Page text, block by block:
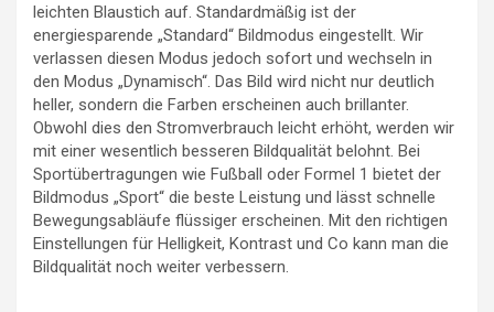
leichten Blaustich auf. Standardmäßig ist der
energiesparende „Standard“ Bildmodus eingestellt. Wir
verlassen diesen Modus jedoch sofort und wechseln in
den Modus „Dynamisch“. Das Bild wird nicht nur deutlich
heller, sondern die Farben erscheinen auch brillanter.
Obwohl dies den Stromverbrauch leicht erhöht, werden wir
mit einer wesentlich besseren Bildqualität belohnt. Bei
Sportübertragungen wie Fußball oder Formel 1 bietet der
Bildmodus „Sport“ die beste Leistung und lässt schnelle
Bewegungsabläufe flüssiger erscheinen. Mit den richtigen
Einstellungen für Helligkeit, Kontrast und Co kann man die
Bildqualität noch weiter verbessern.